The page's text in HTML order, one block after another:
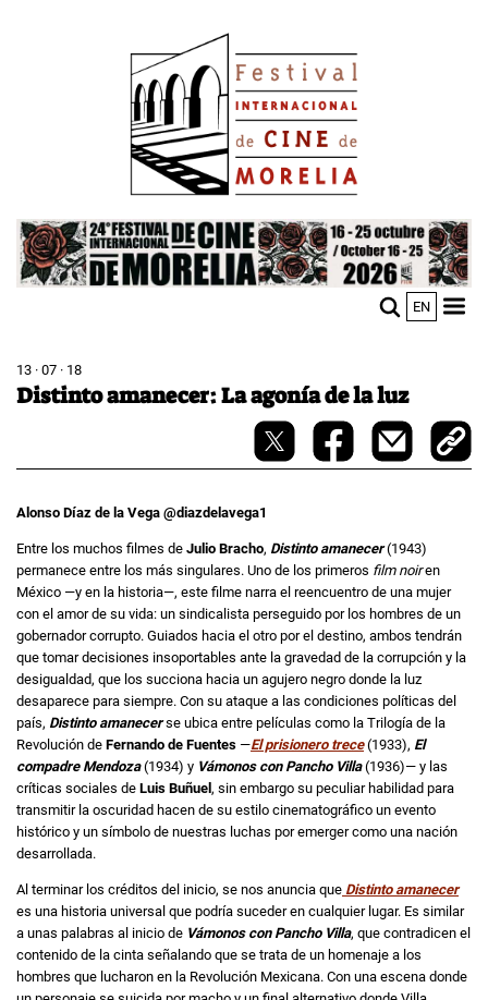
Image
EN
13 · 07 · 18
Distinto amanecer: La agonía de la luz
Alonso Díaz de la Vega @diazdelavega1
Entre los muchos filmes de Julio Bracho, Distinto amanecer(1943)
permanece entre los más singulares. Uno de los primeros film noiren
México —y en la historia—, este filme narra el reencuentro de una mujer
con el amor de su vida: un sindicalista perseguido por los hombres de un
gobernador corrupto. Guiados hacia el otro por el destino, ambos tendrán
que tomar decisiones insoportables ante la gravedad de la corrupción y la
desigualdad, que los succiona hacia un agujero negro donde la luz
desaparece para siempre. Con su ataque a las condiciones políticas del
país, Distinto amanecerse ubica entre películas como la Trilogía de la
Revolución de Fernando de Fuentes —El prisionero trece(1933), El
compadre Mendoza(1934) y Vámonos con Pancho Villa(1936)— y las
críticas sociales de Luis Buñuel , sin embargo su peculiar habilidad para
transmitir la oscuridad hacen de su estilo cinematográfico un evento
histórico y un símbolo de nuestras luchas por emerger como una nación
desarrollada.
Al terminar los créditos del inicio, se nos anuncia que Distinto amanecer
es una historia universal que podría suceder en cualquier lugar. Es similar
a unas palabras al inicio de Vámonos con Pancho Villa, que contradicen el
contenido de la cinta señalando que se trata de un homenaje a los
hombres que lucharon en la Revolución Mexicana. Con una escena donde